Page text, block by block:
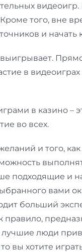
того, вне
и начать
в видеоиграх
в казино –
во всех.
и того,
подходящие и
вами
больший
правило,
лучшие люди
вы хотите